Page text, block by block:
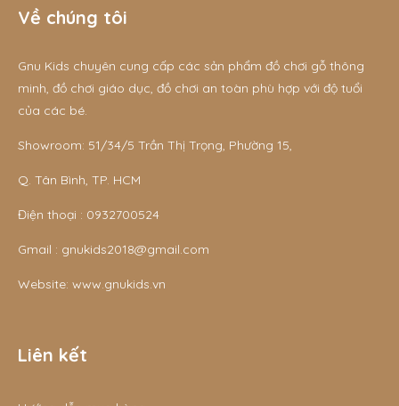
Về chúng tôi
Gnu Kids chuyên cung cấp các sản phẩm đồ chơi gỗ thông
minh, đồ chơi giáo dục, đồ chơi an toàn phù hợp với độ tuổi
của các bé.
Showroom: 51/34/5 Trần Thị Trọng, Phường 15,
Q. Tân Bình, TP. HCM
Điện thoại : 0932700524
Gmail : gnukids2018@gmail.com
Website: www.gnukids.vn
Liên kết